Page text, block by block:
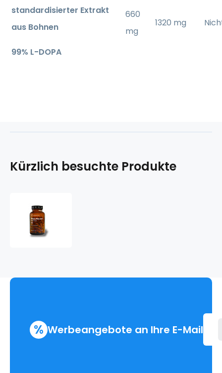
standardisierter Extrakt
aus Bohnen
99% L-DOPA
660
mg
1320 mg
Kürzlich besuchte Produkte
% Werbeangebote an Ihre E-Mail